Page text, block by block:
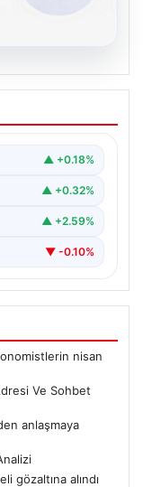
Güvenli
Halen…▲ +0.18%
▲ +0.32%
▲ +2.59%
▼ -0.10%
nisan
Ve Sohbet
anlaşmaya
gözaltına alındı